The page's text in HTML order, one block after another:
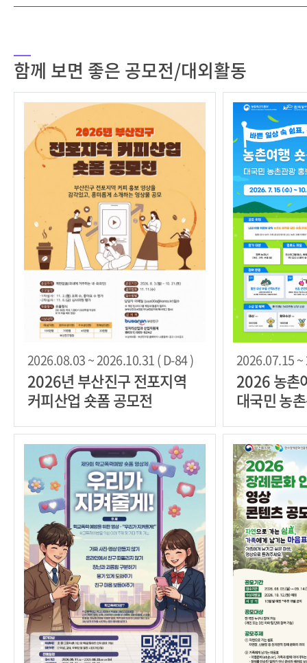
함께 보면 좋은 공모전/대외활동
2026.08.03 ~ 2026.10.31 ( D-84 )
2026년 부산진구 전포지역
커피산업 숏폼 공모전
2026.07.15 ~
2026 농촌
대국민 농